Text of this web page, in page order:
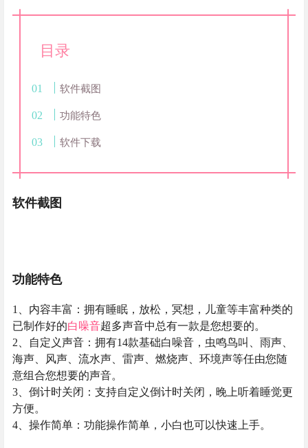
目录
软件截图
功能特色
软件下载
软件截图
功能特色
1、内容丰富：拥有睡眠，放松，冥想，儿童等丰富种类的
已制作好的白噪音超多声音中总有一款是您想要的。
2、自定义声音：拥有14款基础白噪音，虫鸣鸟叫、雨声、
海声、风声、流水声、雷声、燃烧声、环境声等任由您随
意组合您想要的声音。
3、倒计时关闭：支持自定义倒计时关闭，晚上听着睡觉更
方便。
4、操作简单：功能操作简单，小白也可以快速上手。